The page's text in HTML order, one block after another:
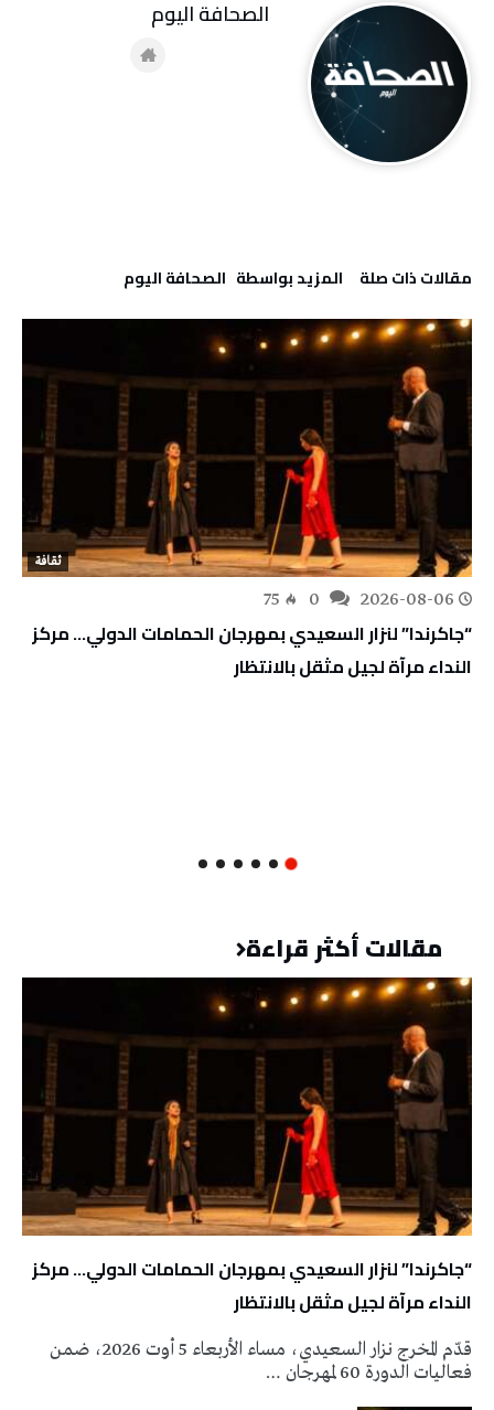
‫مقالات ذات صلة‬ ‫‫المزيد بواسطة‬ ‬ ‭ ‬الصحافة‭ ‬اليوم
ثقافة
2026-08-06
75
“جاكرندا” لنزار السعيدي بمهرجان الحمامات الدولي… مركز
النداء مرآة لجيل مثقل بالانتظار
مقالات أكثر قراءة
“جاكرندا” لنزار السعيدي بمهرجان الحمامات الدولي… مركز
النداء مرآة لجيل مثقل بالانتظار
قدّم المخرج نزار السعيدي، مساء الأربعاء 5 أوت 2026، ضمن
فعاليات الدورة 60 لمهرجان …